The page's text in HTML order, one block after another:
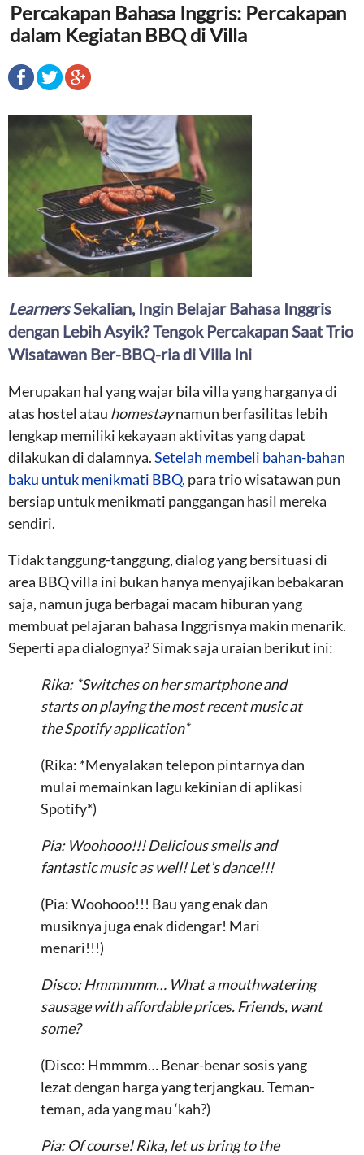
Percakapan Bahasa Inggris: Percakapan
dalam Kegiatan BBQ di Villa
LearnersSekalian, Ingin Belajar Bahasa Inggris
dengan Lebih Asyik? Tengok Percakapan Saat Trio
Wisatawan Ber-BBQ-ria di Villa Ini
Merupakan hal yang wajar bila villa yang harganya di
atas hostel atau homestaynamun berfasilitas lebih
lengkap memiliki kekayaan aktivitas yang dapat
dilakukan di dalamnya.Setelah membeli bahan-bahan
baku untuk menikmati BBQ, para trio wisatawan pun
bersiap untuk menikmati panggangan hasil mereka
sendiri.
Tidak tanggung-tanggung, dialog yang bersituasi di
area BBQ villa ini bukan hanya menyajikan bebakaran
saja, namun juga berbagai macam hiburan yang
membuat pelajaran bahasa Inggrisnya makin menarik.
Seperti apa dialognya? Simak saja uraian berikut ini:
Rika: *Switches on her smartphone and
starts on playing the most recent music at
the Spotify application*
(Rika: *Menyalakan telepon pintarnya dan
mulai memainkan lagu kekinian di aplikasi
Spotify*)
Pia: Woohooo!!! Delicious smells and
fantastic music as well! Let’s dance!!!
(Pia: Woohooo!!! Bau yang enak dan
musiknya juga enak didengar! Mari
menari!!!)
Disco: Hmmmmm… What a mouthwatering
sausage with affordable prices. Friends, want
some?
(Disco: Hmmmm… Benar-benar sosis yang
lezat dengan harga yang terjangkau. Teman-
teman, ada yang mau ‘kah?)
Pia: Of course! Rika, let us bring to the